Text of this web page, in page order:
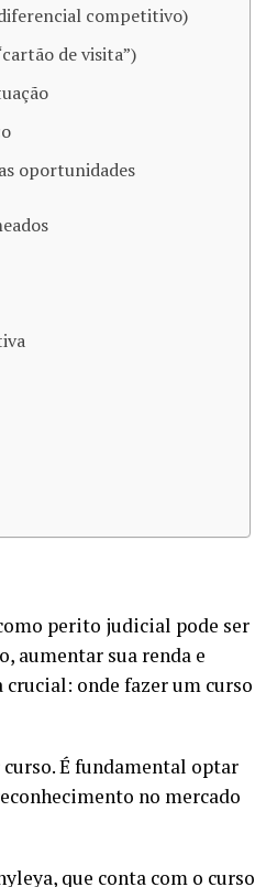
competitivo)
de visita”)
oportunidades
perito judicial pode ser
aumentar sua renda e
onde fazer um curso
É fundamental optar
no mercado
que conta com o curso